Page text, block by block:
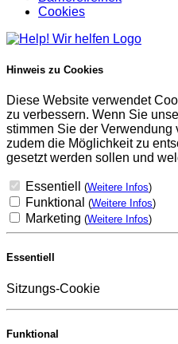
Cookies
Hinweis zu Cookies
Diese Website verwendet
zu verbessern. Wenn Sie
stimmen Sie der
zudem die Möglichkeit zu
gesetzt werden sollen und
Essentiell (Weitere Infos)
Funktional (Weitere Infos)
Marketing (Weitere Infos)
Essentiell
Sitzungs-Cookie
Funktional